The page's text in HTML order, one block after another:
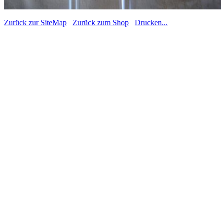
Zurück zur SiteMap Zurück zum Shop Drucken...